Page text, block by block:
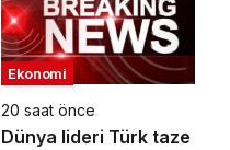
Ekonomi
20 saat önce
Dünya lideri Türk taze